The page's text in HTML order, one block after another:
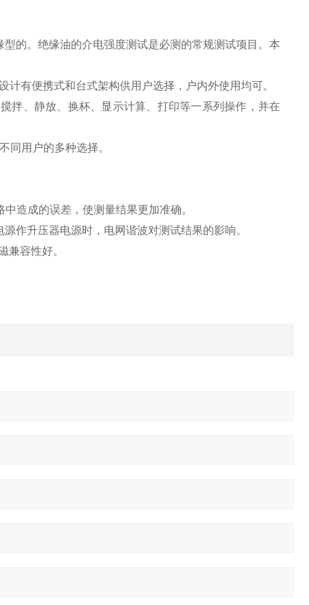
的。绝缘油的介电强度测试是必测的常规测试项目。本
有便携式和台式架构供用户选择，户内外使用均可。
拌、静放、换杯、显示计算、打印等一系列操作，并在
同用户的多种选择。
造成的误差，使测量结果更加准确。
作升压器电源时，电网谐波对测试结果的影响。
容性好。